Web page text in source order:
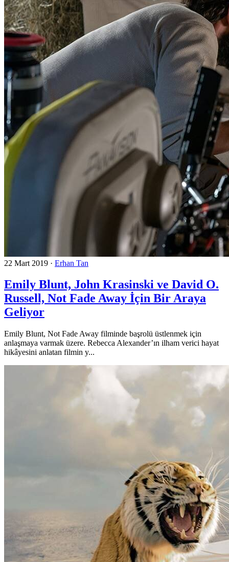
22 Mart 2019 · Erhan Tan
Emily Blunt, John Krasinski ve David O.
Russell, Not Fade Away İçin Bir Araya
Geliyor
Emily Blunt, Not Fade Away filminde başrolü üstlenmek için
anlaşmaya varmak üzere. Rebecca Alexander’ın ilham verici hayat
hikâyesini anlatan filmin y...